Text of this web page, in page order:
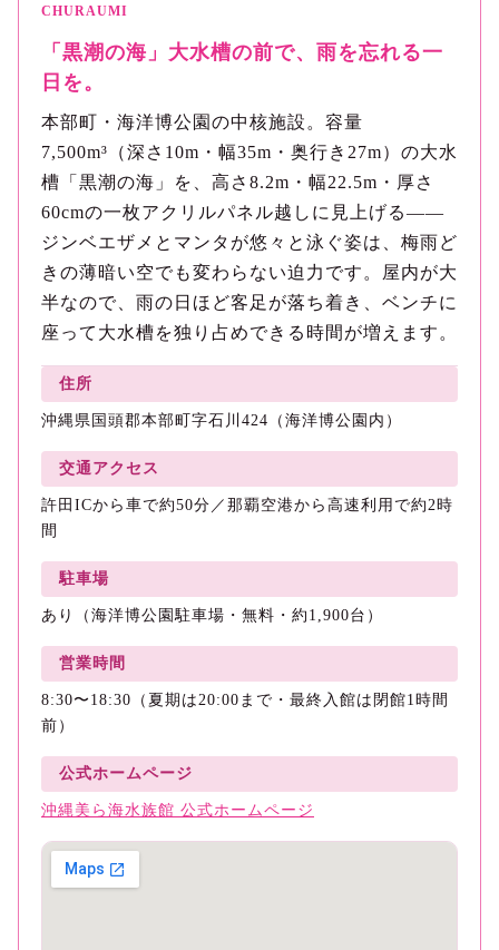
CHURAUMI
「黒潮の海」大水槽の前で、雨を忘れる一
日を。
本部町・海洋博公園の中核施設。容量
7,500m³（深さ10m・幅35m・奥行き27m）の大水
槽「黒潮の海」を、高さ8.2m・幅22.5m・厚さ
60cmの一枚アクリルパネル越しに見上げる——
ジンベエザメとマンタが悠々と泳ぐ姿は、梅雨ど
きの薄暗い空でも変わらない迫力です。屋内が大
半なので、雨の日ほど客足が落ち着き、ベンチに
座って大水槽を独り占めできる時間が増えます。
住所
沖縄県国頭郡本部町字石川424（海洋博公園内）
交通アクセス
許田ICから車で約50分／那覇空港から高速利用で約2時
間
駐車場
あり（海洋博公園駐車場・無料・約1,900台）
営業時間
8:30〜18:30（夏期は20:00まで・最終入館は閉館1時間
前）
公式ホームページ
沖縄美ら海水族館 公式ホームページ